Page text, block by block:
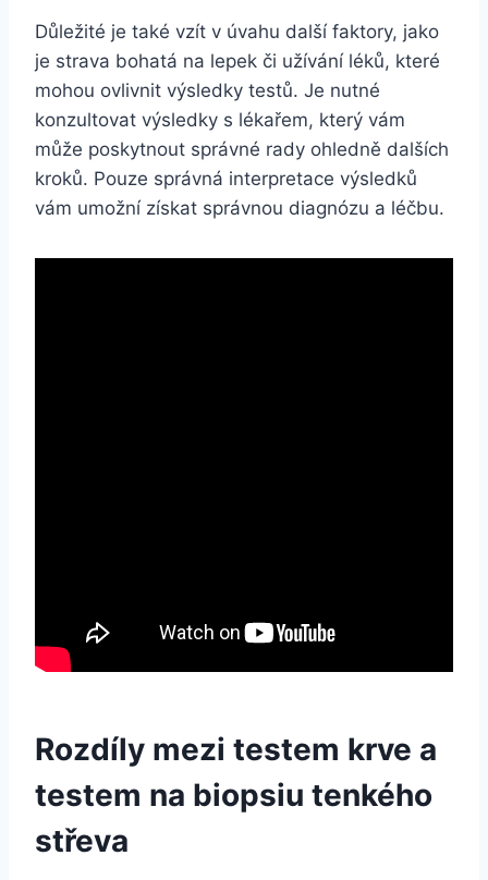
Důležité je také vzít v úvahu další faktory, jako
je strava bohatá na lepek či užívání léků, které
mohou ovlivnit výsledky testů. Je nutné
konzultovat výsledky s lékařem, který vám
může poskytnout správné rady ohledně dalších
kroků. Pouze správná interpretace výsledků
vám umožní získat správnou diagnózu a léčbu.
Rozdíly mezi testem krve a
testem na biopsiu tenkého
střeva